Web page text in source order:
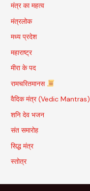
मंत्र का महत्व
मंत्रलोक
मध्य प्रदेश
महाराष्ट्र
मीरा के पद
रामचरितमानस
वैदिक मंत्र (Vedic Mantras)
शनि देव भजन
संत समारोह
सिद्ध मंत्र
स्तोत्र